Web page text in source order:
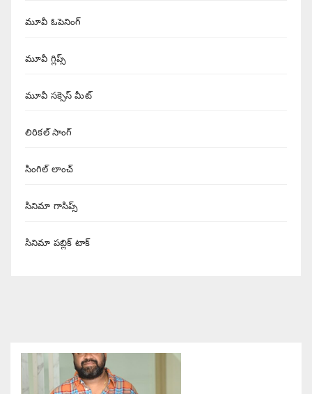
మూవీ ఓపెనింగ్
మూవీ గ్లిప్స్
మూవీ సక్సెస్ మీట్
లిరికల్ సాంగ్
సింగిల్ లాంచ్
సినిమా గాసిప్స్
సినిమా పబ్లిక్ టాక్